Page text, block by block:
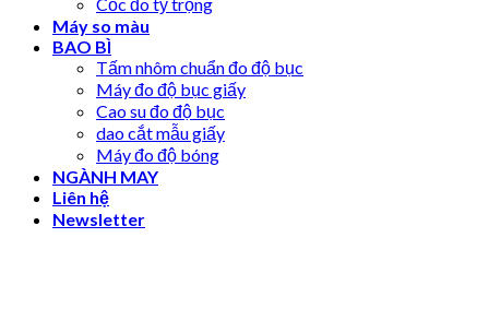
Máy so màu
BAO BÌ
Tấm nhôm chuẩn đo độ bục
Máy đo độ bục giấy
Cao su đo độ bục
dao cắt mẫu giấy
Máy đo độ bóng
NGÀNH MAY
Liên hệ
Newsletter